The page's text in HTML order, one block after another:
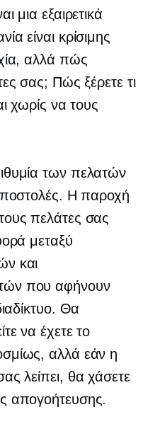
μια εξαιρετικά
είναι κρίσιμης
αλλά πώς
σας; Πώς ξέρετε τι
χωρίς να τους
των πελατών
Η παροχή
πελάτες σας
μεταξύ
και
που αφήνουν
Θα
να έχετε το
αλλά εάν η
λείπει, θα χάσετε
απογοήτευσης.